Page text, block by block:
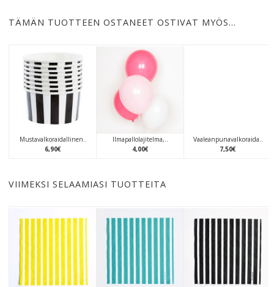
TÄMÄN TUOTTEEN OSTANEET OSTIVAT MYÖS…
Mustavalkoraidallinen..
6,90€
Ilmapallolajitelma,..
4,00€
Vaaleanpunavalkoraida..
7,50€
VIIMEKSI SELAAMIASI TUOTTEITA